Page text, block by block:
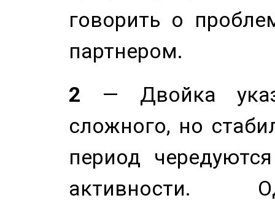
говорить о
партнером.
2 — Двойка
сложного, но
период
активности.